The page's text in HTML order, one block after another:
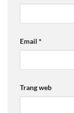
Email *
Trang web